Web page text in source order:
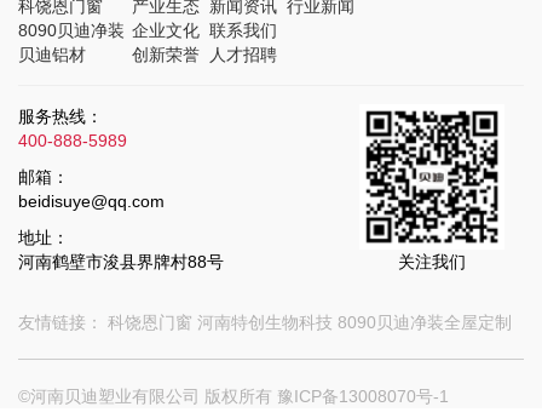
科饶恩门窗
8090贝迪净装
贝迪铝材
产业生态
企业文化
创新荣誉
新闻资讯
联系我们
人才招聘
行业新闻
服务热线：
400-888-5989
邮箱：
beidisuye@qq.com
地址：
河南鹤壁市浚县界牌村88号
关注我们
友情链接： 科饶恩门窗 河南特创生物科技 8090贝迪净装全屋定制
©河南贝迪塑业有限公司 版权所有 豫ICP备13008070号-1